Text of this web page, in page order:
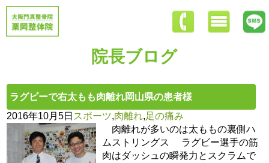
院長ブログ
ラグビーで右太もも肉離れ岡山県の患者様
2016年10月5日 スポーツ,肉離れ,足の痛み
肉離れが多いのは太ももの裏側ハ
ムストリングス ラグビー選手の筋
肉はダッシュの瞬発力とスクラムで